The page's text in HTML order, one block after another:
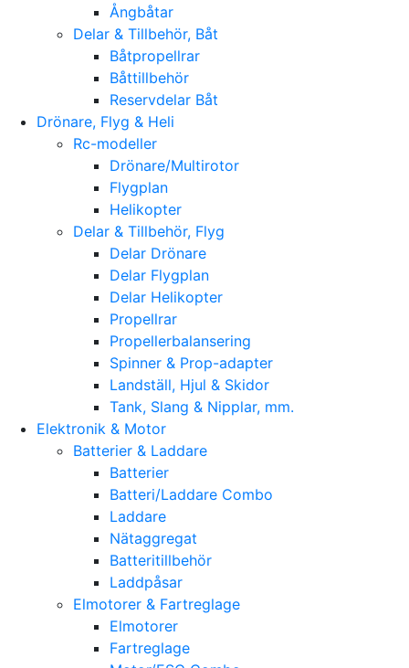
Ångbåtar
Delar & Tillbehör, Båt
Båtpropellrar
Båttillbehör
Reservdelar Båt
Drönare, Flyg & Heli
Rc-modeller
Drönare/Multirotor
Flygplan
Helikopter
Delar & Tillbehör, Flyg
Delar Drönare
Delar Flygplan
Delar Helikopter
Propellrar
Propellerbalansering
Spinner & Prop-adapter
Landställ, Hjul & Skidor
Tank, Slang & Nipplar, mm.
Elektronik & Motor
Batterier & Laddare
Batterier
Batteri/Laddare Combo
Laddare
Nätaggregat
Batteritillbehör
Laddpåsar
Elmotorer & Fartreglage
Elmotorer
Fartreglage